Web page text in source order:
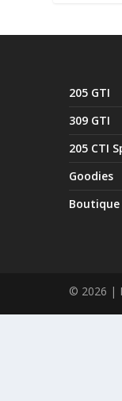
205 GTI
309 GTI
205 CTI
Goodies
Boutique
© 2026 |